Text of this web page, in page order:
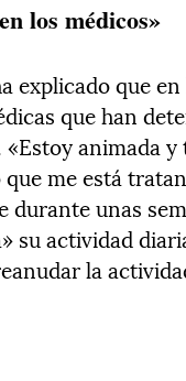
los médicos»
explicado que
que han
animada
me está
durante unas
su actividad
la